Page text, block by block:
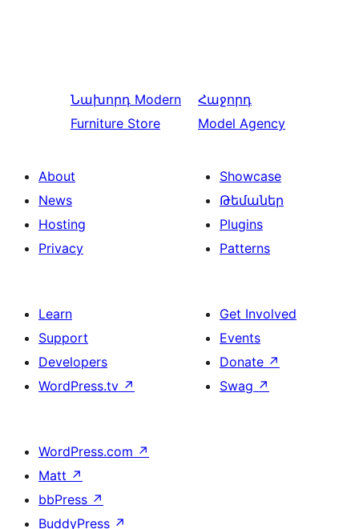
Նախորդ Modern
Furniture Store
Հաջորդ
Model Agency
About
News
Hosting
Privacy
Showcase
Թեմաներ
Plugins
Patterns
Learn
Support
Developers
WordPress.tv ↗
Get Involved
Events
Donate ↗
Swag ↗
WordPress.com ↗
Matt ↗
bbPress ↗
BuddyPress ↗